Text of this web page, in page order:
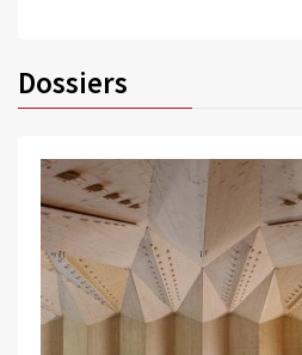
Dossiers